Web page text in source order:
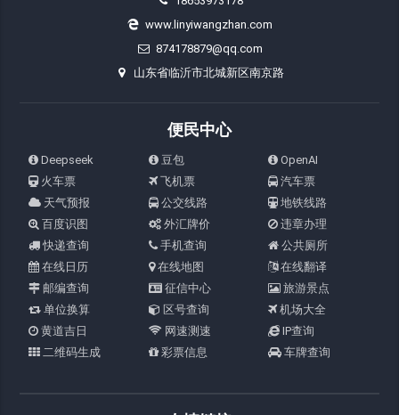
www.linyiwangzhan.com
874178879@qq.com
山东省临沂市北城新区南京路
便民中心
Deepseek 豆包
OpenAI
火车票
飞机票
汽车票
天气预报
公交线路
地铁线路
百度识图
外汇牌价
违章办理
快递查询
手机查询
公共厕所
在线日历
在线地图
在线翻译
邮编查询
征信中心
旅游景点
单位换算
区号查询
机场大全
黄道吉日
网速测速
IP查询
二维码生成
彩票信息 车牌查询